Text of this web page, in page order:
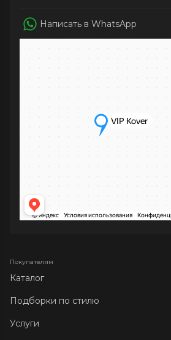
Написать в WhatsApp
Покупателям
Каталог
Подборки по стилю
Услуги